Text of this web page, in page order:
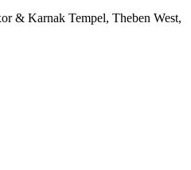
& Karnak Tempel, Theben West,